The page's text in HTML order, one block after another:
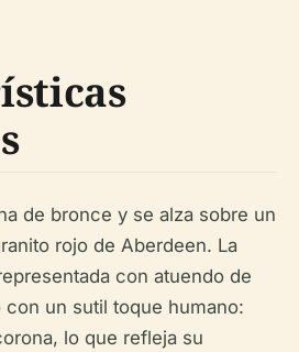
de bronce y se alza sobre un
rojo de Aberdeen. La
con atuendo de
un sutil toque humano:
lo que refleja su